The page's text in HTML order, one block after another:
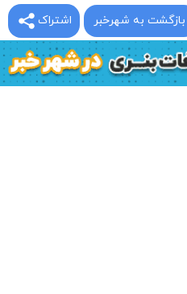
اشتراک بازگشت به شهرخبر